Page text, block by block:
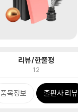
리뷰/한줄평
12
품목정보 출판사 리뷰